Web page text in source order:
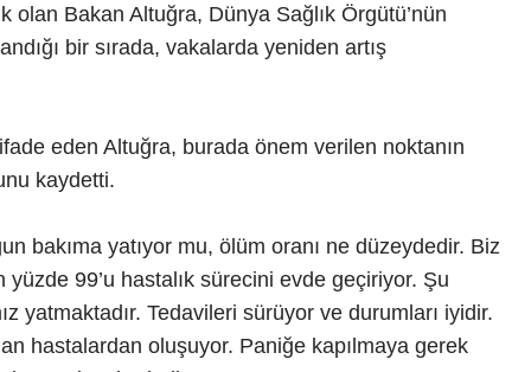
olan Bakan Altuğra, Dünya Sağlık Örgütü’nün
bir sırada, vakalarda yeniden artış
eden Altuğra, burada önem verilen noktanın
kaydetti.
bakıma yatıyor mu, ölüm oranı ne düzeydedir. Biz
99’u hastalık sürecini evde geçiriyor. Şu
yatmaktadır. Tedavileri sürüyor ve durumları iyidir.
hastalardan oluşuyor. Paniğe kapılmaya gerek